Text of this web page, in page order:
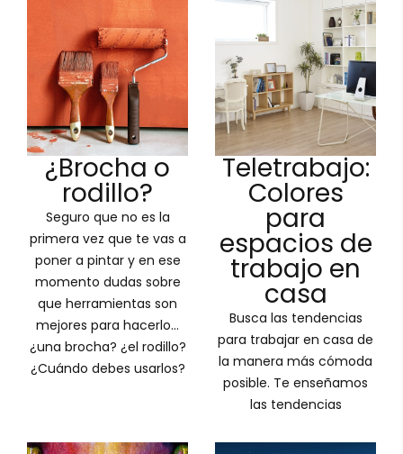
¿Brocha o
rodillo?
Seguro que no es la
primera vez que te vas a
poner a pintar y en ese
momento dudas sobre
que herramientas son
mejores para hacerlo...
¿una brocha? ¿el rodillo?
¿Cuándo debes usarlos?
Teletrabajo:
Colores
para
espacios de
trabajo en
casa
Busca las tendencias
para trabajar en casa de
la manera más cómoda
posible. Te enseñamos
las tendencias